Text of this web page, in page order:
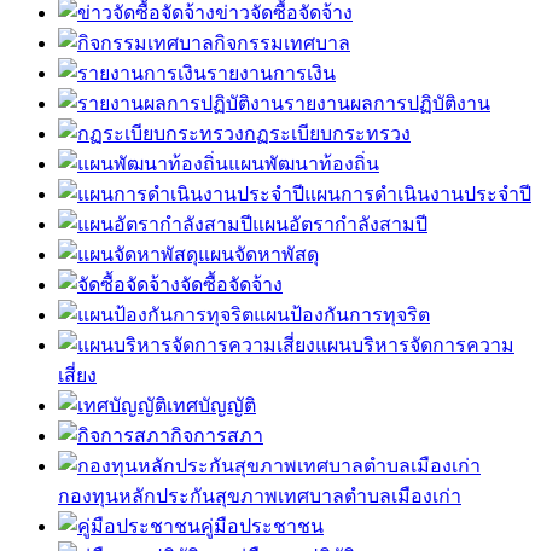
ข่าวจัดซื้อจัดจ้าง
กิจกรรมเทศบาล
รายงานการเงิน
รายงานผลการปฏิบัติงาน
กฏระเบียบกระทรวง
แผนพัฒนาท้องถิ่น
แผนการดำเนินงานประจำปี
แผนอัตรากำลังสามปี
แผนจัดหาพัสดุ
จัดซื้อจัดจ้าง
แผนป้องกันการทุจริต
แผนบริหารจัดการความ
เสี่ยง
เทศบัญญัติ
กิจการสภา
กองทุนหลักประกันสุขภาพเทศบาลตำบลเมืองเก่า
คู่มือประชาชน